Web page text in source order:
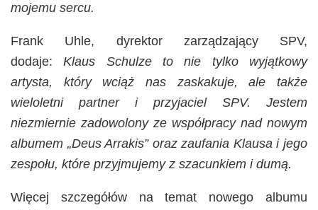
mojemu sercu.
Frank Uhle, dyrektor zarządzający SPV,
dodaje:
Klaus Schulze to nie tylko wyjątkowy
artysta, który wciąż nas zaskakuje, ale także
wieloletni partner i przyjaciel SPV. Jestem
niezmiernie zadowolony ze współpracy nad nowym
albumem „Deus Arrakis” oraz zaufania Klausa i jego
zespołu, które przyjmujemy z szacunkiem i dumą.
Więcej szczegółów na temat nowego albumu